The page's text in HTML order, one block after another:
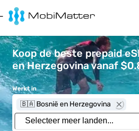
Koop de beste prepaid
en Herzegovina vanaf
Werkt in
🇧🇦 Bosnië en Herzegovina